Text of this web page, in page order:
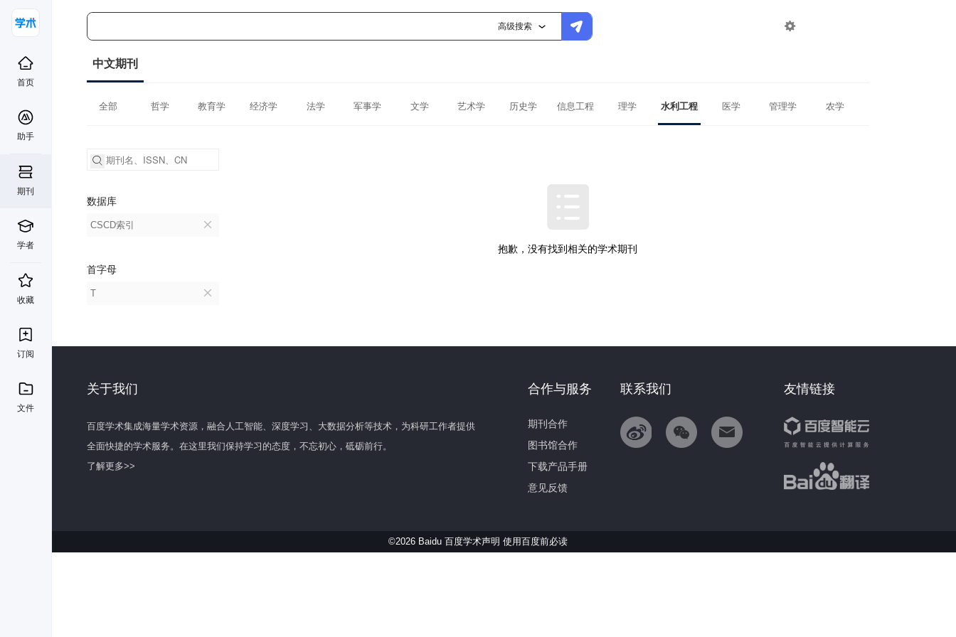
高级搜索 
首页
助手
期刊
学者
收藏
订阅
文件
中文期刊
全部 哲学 教育学 经济学 法学 军事学 文学 艺术学 历史学 信息工程 理学 水利工程 医学 管理学 农学
数据库
CSCD索引
首字母
T
抱歉，没有找到相关的学术期刊
关于我们
百度学术集成海量学术资源，融合人工智能、深度学习、大数据分析等技术，为科研工作者提供
全面快捷的学术服务。在这里我们保持学习的态度，不忘初心，砥砺前行。
了解更多>>
友情链接
联系我们
合作与服务
期刊合作
图书馆合作
下载产品手册
意见反馈
©2026 Baidu 百度学术声明 使用百度前必读